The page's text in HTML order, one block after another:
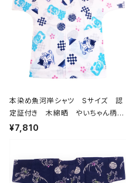
本染め魚河岸シャツ Sサイズ 認
定証付き 木綿晒 やいちゃん柄
白 桜 富士山 市松模様 日本
いちシャツ 焼津 浜通り 港町
¥7,810